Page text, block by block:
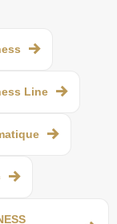
Line